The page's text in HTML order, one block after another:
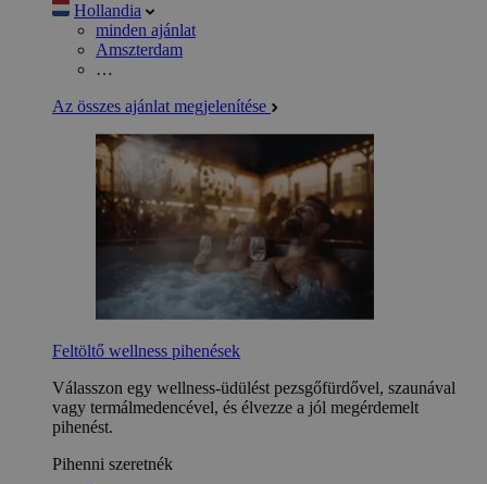
Hollandia
minden ajánlat
Amszterdam
…
Az összes ajánlat megjelenítése
Feltöltő wellness pihenések
Válasszon egy wellness-üdülést pezsgőfürdővel, szaunával
vagy termálmedencével, és élvezze a jól megérdemelt
pihenést.
Pihenni szeretnék